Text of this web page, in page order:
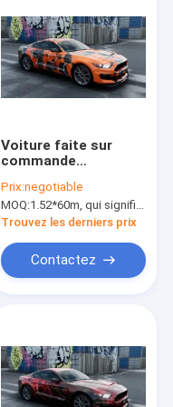
Voiture faite sur
commande
de Digital de vinyle
d'enveloppe de
voiture enveloppant
Prix:negotiable
MOQ:1.52*60m, qui signifie 3 rouleaux de 1.52*20m
Trouvez les derniers prix
Contactez